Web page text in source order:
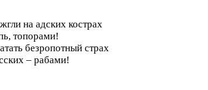
на адских кострах
топорами!
безропотный страх
– рабами!